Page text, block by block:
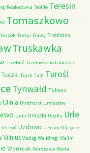
Teodorówka Teofile Teresin
Tomaszkowo
Toszek Trakai Trawy Treblinka
Truskawka
Trzebuń Trzemeszno Lubuskie
Tuczki Tujsk Tum Turośl
Tynwałd Tyłowo
Ulinia Ulrichorst Umiastów
Unin Uniszki Upałty Urle
Ustroń Uzdowo Uznam Uścięcice
Vilnius Wadąg Walidrogi Walim
Warmiak Warszawa Warta